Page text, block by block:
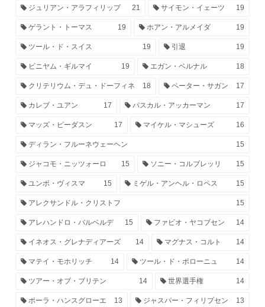
ジュリアン・アラフィリップ 21 サイモン・イェーツ 19
ゲラント・トーマス 19 ホアン・アルメイダ 19
ツール・ド・スイス 19 引退 19
ビニヤム・ギルマイ 19 エガン・ベルナル 18
クリテリウム・デュ・ドーフィネ 18 ペーター・サガン 17
カレブ・ユアン 17 パスカル・アッカーマン 17
マッズ・ピーダスン 17 マイケル・マシューズ 16
ディラン・フルーネウェーヘン 15
ジャコモ・ニッツォーロ 15 ソニー・コルブレッリ 15
ユンボ・ヴィスマ 15 ミゲル・アンヘル・ロペス 15
アレクサンドル・クリストフ 15
アレハンドロ・バルベルデ 15 ファビオ・ヤコブセン 14
イネオス・グレナディアーズ 14 マグナス・コルト 14
マテイ・モホリッチ 14 ツール・ド・ポローニュ 14
ツアー・オブ・ブリテン 14 世界選手権 14
ボーラ・ハンスグローエ 13 ジャスパー・フィリプセン 13